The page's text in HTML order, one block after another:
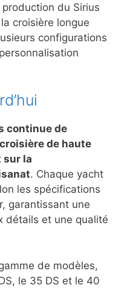
du Sirius
croisière longue
configurations
continue de
de haute
sur la
. Chaque yacht
les spécifications
garantissant une
détails et une qualité
de modèles,
le 35 DS et le 40